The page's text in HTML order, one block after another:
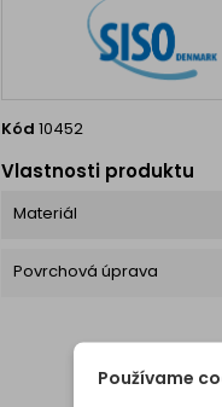
Kód 10452
Vlastnosti produktu
Materiál
Povrchová úprava
Používame